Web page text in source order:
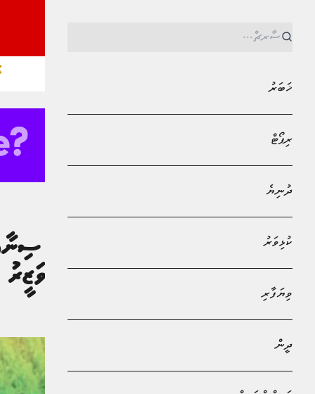
ޚަބަރު
ރިޕޯޓް
ދުނިޔެ
ކުޅިވަރު
ވިޔަފާރި
ދީން
ދަނޑުވެރިކަމުގެ
ގާއިމުކުރުމަށް: